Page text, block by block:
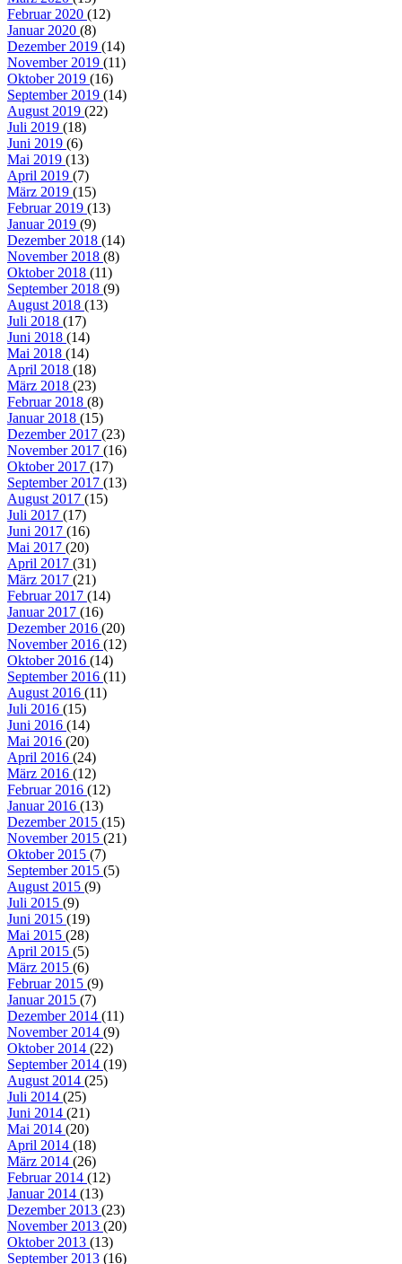
Februar 2020 (12)
Januar 2020 (8)
Dezember 2019 (14)
November 2019 (11)
Oktober 2019 (16)
September 2019 (14)
August 2019 (22)
Juli 2019 (18)
Juni 2019 (6)
Mai 2019 (13)
April 2019 (7)
März 2019 (15)
Februar 2019 (13)
Januar 2019 (9)
Dezember 2018 (14)
November 2018 (8)
Oktober 2018 (11)
September 2018 (9)
August 2018 (13)
Juli 2018 (17)
Juni 2018 (14)
Mai 2018 (14)
April 2018 (18)
März 2018 (23)
Februar 2018 (8)
Januar 2018 (15)
Dezember 2017 (23)
November 2017 (16)
Oktober 2017 (17)
September 2017 (13)
August 2017 (15)
Juli 2017 (17)
Juni 2017 (16)
Mai 2017 (20)
April 2017 (31)
März 2017 (21)
Februar 2017 (14)
Januar 2017 (16)
Dezember 2016 (20)
November 2016 (12)
Oktober 2016 (14)
September 2016 (11)
August 2016 (11)
Juli 2016 (15)
Juni 2016 (14)
Mai 2016 (20)
April 2016 (24)
März 2016 (12)
Februar 2016 (12)
Januar 2016 (13)
Dezember 2015 (15)
November 2015 (21)
Oktober 2015 (7)
September 2015 (5)
August 2015 (9)
Juli 2015 (9)
Juni 2015 (19)
Mai 2015 (28)
April 2015 (5)
März 2015 (6)
Februar 2015 (9)
Januar 2015 (7)
Dezember 2014 (11)
November 2014 (9)
Oktober 2014 (22)
September 2014 (19)
August 2014 (25)
Juli 2014 (25)
Juni 2014 (21)
Mai 2014 (20)
April 2014 (18)
März 2014 (26)
Februar 2014 (12)
Januar 2014 (13)
Dezember 2013 (23)
November 2013 (20)
Oktober 2013 (13)
September 2013 (16)